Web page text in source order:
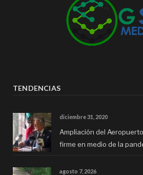
TENDENCIAS
diciembre 31, 2020
Ampliación del
firme en medio de la
agosto 7, 2026